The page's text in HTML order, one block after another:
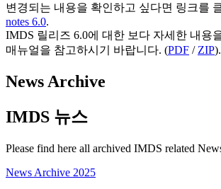
변경되는 내용을 확인하고 싶다면 링크를
notes 6.0.
IMDS 릴리즈 6.0에 대한 보다 자세한 내용
매뉴얼을 참고하시기 바랍니다. (PDF / ZIP).
News Archive
IMDS 뉴스
Please find here all archived IMDS related
News Archive 2025